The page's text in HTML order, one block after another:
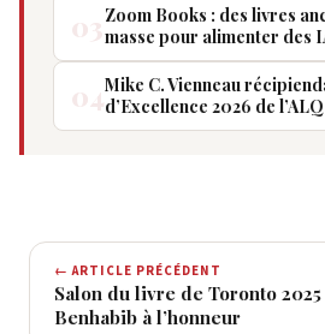
Zoom Books : des livres
masse pour alimenter des
Mike C. Vienneau
d’Excellence 2026 de l’ALQ
← ARTICLE PRÉCÉDENT
Salon du livre de Toronto
Benhabib à l’honneur